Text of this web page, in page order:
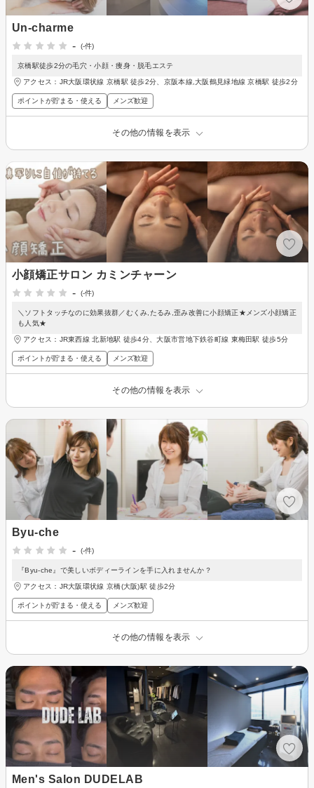
Un-charme
-
(-件)
京橋駅徒歩2分の毛穴・小顔・痩身・脱毛エステ
アクセス：JR大阪環状線 京橋駅 徒歩2分、京阪本線,大阪鶴見緑地線 京橋駅 徒歩2分
ポイントが貯まる・使える メンズ歓迎
その他の情報を表示
小顔矯正サロン カミンチャーン
-
(-件)
＼ソフトタッチなのに効果抜群／むくみ,たるみ,歪み改善に小顔矯正★メンズ小顔矯正
も人気★
アクセス：JR東西線 北新地駅 徒歩4分、大阪市営地下鉄谷町線 東梅田駅 徒歩5分
ポイントが貯まる・使える メンズ歓迎
その他の情報を表示
Byu-che
-
(-件)
『Byu-che』で美しいボディーラインを手に入れませんか？
アクセス：JR大阪環状線 京橋(大阪)駅 徒歩2分
ポイントが貯まる・使える メンズ歓迎
その他の情報を表示
Men's Salon DUDELAB